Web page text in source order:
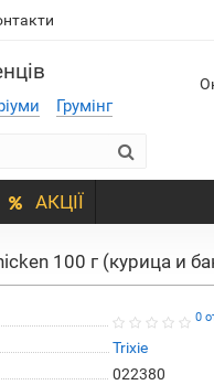
Грумінг
АКЦІЇ
100 г (курица и
0
Trixie
022380